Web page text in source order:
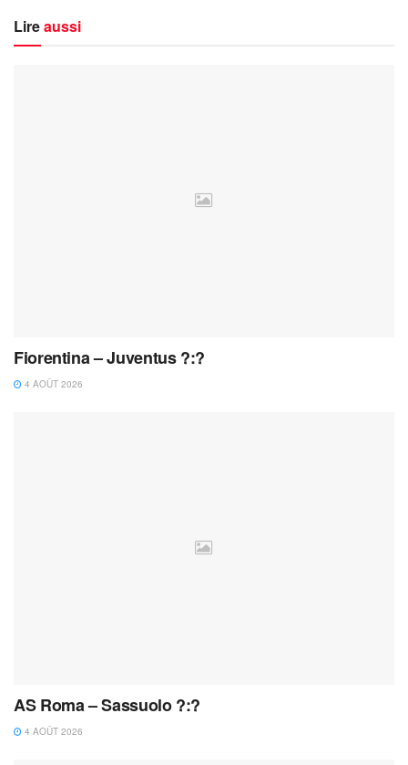
Lireaussi
Fiorentina – Juventus ?:?
4 AOÛT 2026
AS Roma – Sassuolo ?:?
4 AOÛT 2026